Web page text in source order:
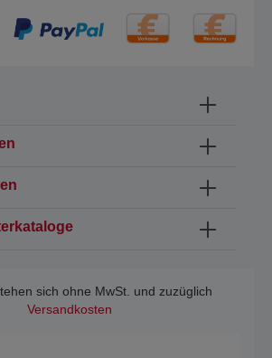
sich ohne MwSt. und zuzüglich
Versandkosten